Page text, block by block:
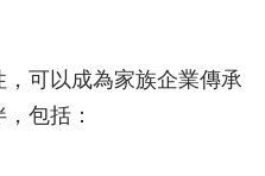
可以成為家族企業傳承
包括：